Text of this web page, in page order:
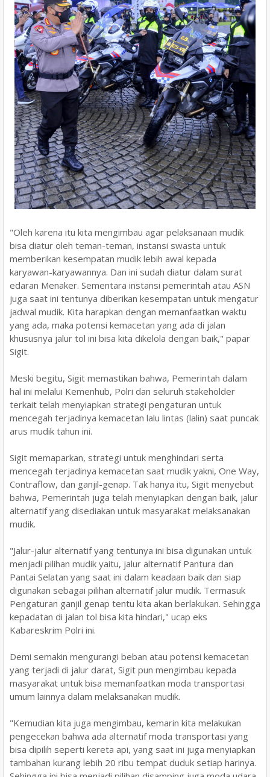
"Oleh karena itu kita mengimbau agar pelaksanaan mudik
bisa diatur oleh teman-teman, instansi swasta untuk
memberikan kesempatan mudik lebih awal kepada
karyawan-karyawannya. Dan ini sudah diatur dalam surat
edaran Menaker. Sementara instansi pemerintah atau ASN
juga saat ini tentunya diberikan kesempatan untuk mengatur
jadwal mudik. Kita harapkan dengan memanfaatkan waktu
yang ada, maka potensi kemacetan yang ada di jalan
khususnya jalur tol ini bisa kita dikelola dengan baik," papar
Sigit.
Meski begitu, Sigit memastikan bahwa, Pemerintah dalam
hal ini melalui Kemenhub, Polri dan seluruh stakeholder
terkait telah menyiapkan strategi pengaturan untuk
mencegah terjadinya kemacetan lalu lintas (lalin) saat puncak
arus mudik tahun ini.
Sigit memaparkan, strategi untuk menghindari serta
mencegah terjadinya kemacetan saat mudik yakni, One Way,
Contraflow, dan ganjil-genap. Tak hanya itu, Sigit menyebut
bahwa, Pemerintah juga telah menyiapkan dengan baik, jalur
alternatif yang disediakan untuk masyarakat melaksanakan
mudik.
"Jalur-jalur alternatif yang tentunya ini bisa digunakan untuk
menjadi pilihan mudik yaitu, jalur alternatif Pantura dan
Pantai Selatan yang saat ini dalam keadaan baik dan siap
digunakan sebagai pilihan alternatif jalur mudik. Termasuk
Pengaturan ganjil genap tentu kita akan berlakukan. Sehingga
kepadatan di jalan tol bisa kita hindari," ucap eks
Kabareskrim Polri ini.
Demi semakin mengurangi beban atau potensi kemacetan
yang terjadi di jalur darat, Sigit pun mengimbau kepada
masyarakat untuk bisa memanfaatkan moda transportasi
umum lainnya dalam melaksanakan mudik.
"Kemudian kita juga mengimbau, kemarin kita melakukan
pengecekan bahwa ada alternatif moda transportasi yang
bisa dipilih seperti kereta api, yang saat ini juga menyiapkan
tambahan kurang lebih 20 ribu tempat duduk setiap harinya.